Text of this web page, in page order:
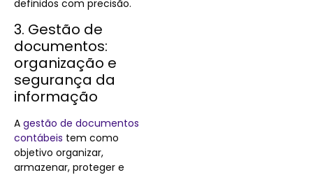
definidos com precisão.
3. Gestão de
documentos:
organização e
segurança da
informação
A gestão de documentos
contábeis tem como
objetivo organizar,
armazenar, proteger e